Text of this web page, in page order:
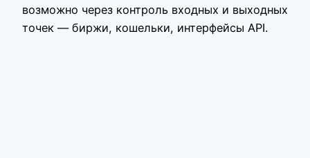
возможно через контроль входных и выходных
точек — биржи, кошельки, интерфейсы API.